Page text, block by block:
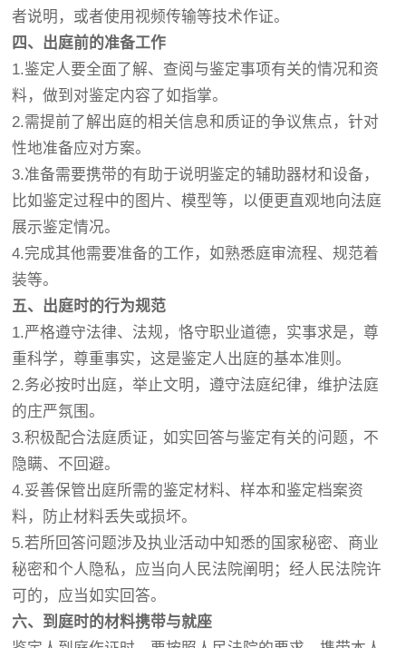
者说明，或者使用视频传输等技术作证。
四、出庭前的准备工作
1.鉴定人要全面了解、查阅与鉴定事项有关的情况和资
料，做到对鉴定内容了如指掌。
2.需提前了解出庭的相关信息和质证的争议焦点，针对
性地准备应对方案。
3.准备需要携带的有助于说明鉴定的辅助器材和设备，
比如鉴定过程中的图片、模型等，以便更直观地向法庭
展示鉴定情况。
4.完成其他需要准备的工作，如熟悉庭审流程、规范着
装等。
五、出庭时的行为规范
1.严格遵守法律、法规，恪守职业道德，实事求是，尊
重科学，尊重事实，这是鉴定人出庭的基本准则。
2.务必按时出庭，举止文明，遵守法庭纪律，维护法庭
的庄严氛围。
3.积极配合法庭质证，如实回答与鉴定有关的问题，不
隐瞒、不回避。
4.妥善保管出庭所需的鉴定材料、样本和鉴定档案资
料，防止材料丢失或损坏。
5.若所回答问题涉及执业活动中知悉的国家秘密、商业
秘密和个人隐私，应当向人民法院阐明；经人民法院许
可的，应当如实回答。
六、到庭时的材料携带与就座